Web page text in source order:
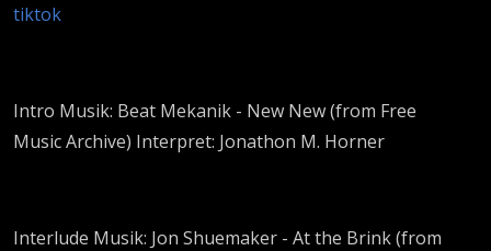
tiktok
Intro Musik: Beat Mekanik - New New (from Free
Music Archive) Interpret: Jonathon M. Horner
Interlude Musik: Jon Shuemaker - At the Brink (from